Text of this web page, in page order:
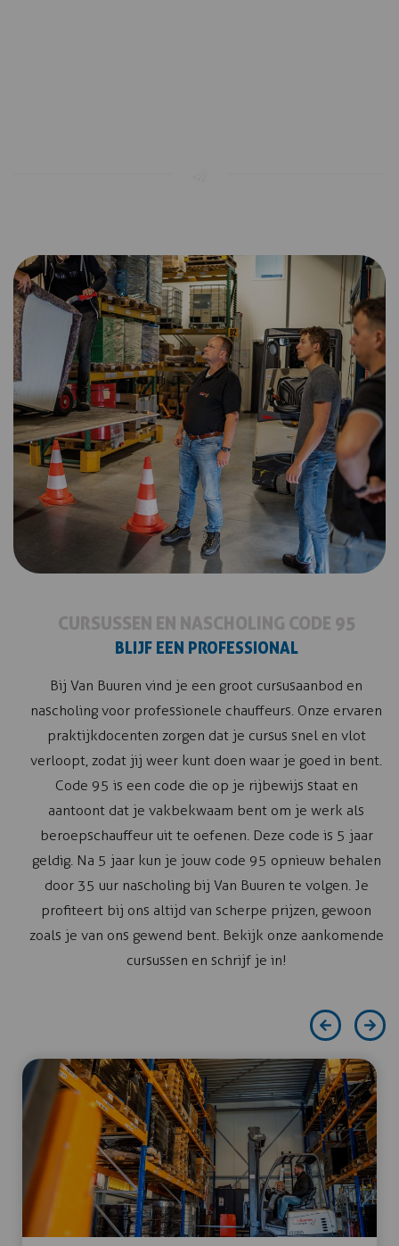
CURSUSSEN EN NASCHOLING CODE 95
BLIJF EEN PROFESSIONAL
Bij Van Buuren vind je een groot cursusaanbod en
nascholing voor professionele chauffeurs. Onze ervaren
praktijkdocenten zorgen dat je cursus snel en vlot
verloopt, zodat jij weer kunt doen waar je goed in bent.
Code 95 is een code die op je rijbewijs staat en
aantoont dat je vakbekwaam bent om je werk als
beroepschauffeur uit te oefenen. Deze code is 5 jaar
geldig. Na 5 jaar kun je jouw code 95 opnieuw behalen
door 35 uur nascholing bij Van Buuren te volgen. Je
profiteert bij ons altijd van scherpe prijzen, gewoon
zoals je van ons gewend bent. Bekijk onze aankomende
cursussen en schrijf je in!